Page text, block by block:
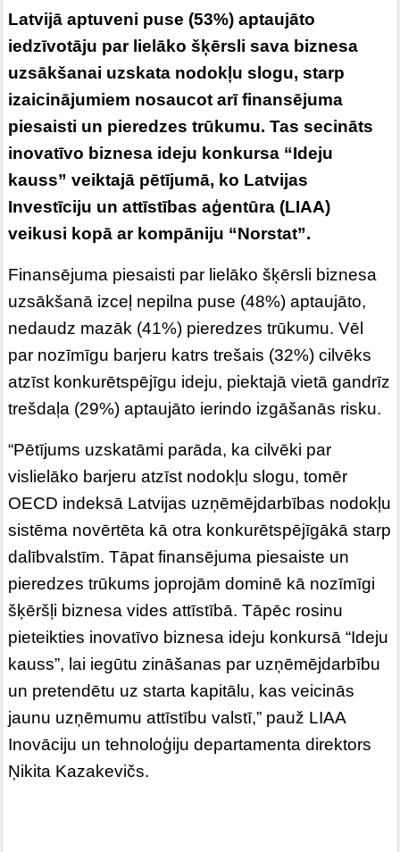
Latvijā aptuveni puse (53%) aptaujāto
iedzīvotāju par lielāko šķērsli sava biznesa
uzsākšanai uzskata nodokļu slogu, starp
izaicinājumiem nosaucot arī finansējuma
piesaisti un pieredzes trūkumu. Tas secināts
inovatīvo biznesa ideju konkursa “Ideju
kauss” veiktajā pētījumā, ko Latvijas
Investīciju un attīstības aģentūra (LIAA)
veikusi kopā ar kompāniju “Norstat”.
Finansējuma piesaisti par lielāko šķērsli biznesa
uzsākšanā izceļ nepilna puse (48%) aptaujāto,
nedaudz mazāk (41%) pieredzes trūkumu. Vēl
par nozīmīgu barjeru katrs trešais (32%) cilvēks
atzīst konkurētspējīgu ideju, piektajā vietā gandrīz
trešdaļa (29%) aptaujāto ierindo izgāšanās risku.
“Pētījums uzskatāmi parāda, ka cilvēki par
vislielāko barjeru atzīst nodokļu slogu, tomēr
OECD indeksā Latvijas uzņēmējdarbības nodokļu
sistēma novērtēta kā otra konkurētspējīgākā starp
dalībvalstīm. Tāpat finansējuma piesaiste un
pieredzes trūkums joprojām dominē kā nozīmīgi
šķēršļi biznesa vides attīstībā. Tāpēc rosinu
pieteikties inovatīvo biznesa ideju konkursā “Ideju
kauss”, lai iegūtu zināšanas par uzņēmējdarbību
un pretendētu uz starta kapitālu, kas veicinās
jaunu uzņēmumu attīstību valstī,” pauž LIAA
Inovāciju un tehnoloģiju departamenta direktors
Ņikita Kazakevičs.